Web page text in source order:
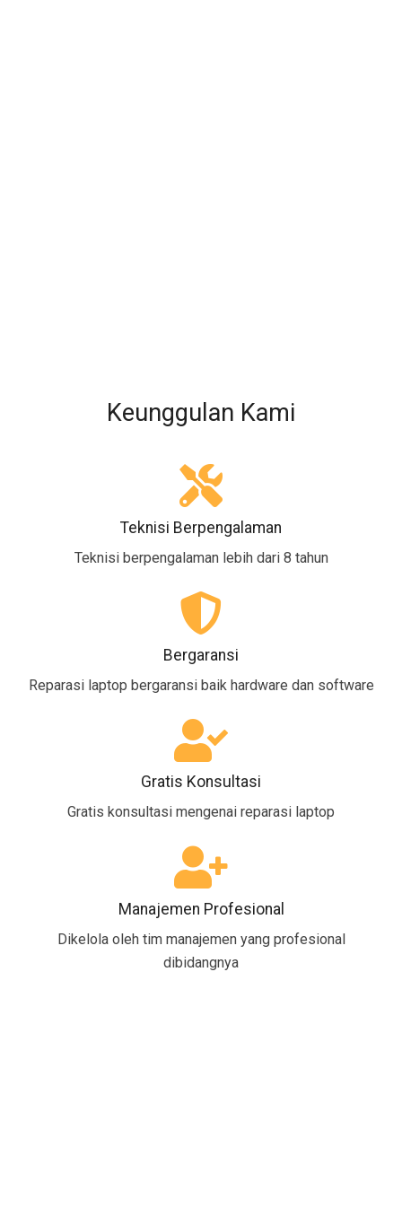
Keunggulan Kami
Teknisi Berpengalaman
Teknisi berpengalaman lebih dari 8 tahun
Bergaransi
Reparasi laptop bergaransi baik hardware dan software
Gratis Konsultasi
Gratis konsultasi mengenai reparasi laptop
Manajemen Profesional
Dikelola oleh tim manajemen yang profesional
dibidangnya